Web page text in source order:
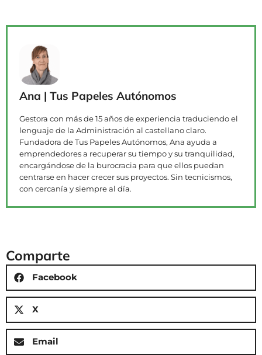
Ana | Tus Papeles Autónomos
Gestora con más de 15 años de experiencia traduciendo el
lenguaje de la Administración al castellano claro.
Fundadora de Tus Papeles Autónomos, Ana ayuda a
emprendedores a recuperar su tiempo y su tranquilidad,
encargándose de la burocracia para que ellos puedan
centrarse en hacer crecer sus proyectos. Sin tecnicismos,
con cercanía y siempre al día.
Comparte
Facebook
X
Email